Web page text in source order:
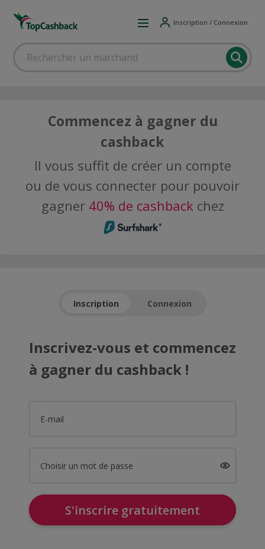
Inscription / Connexion
Commencez à gagner du
cashback
Il vous suffit de créer un compte
ou de vous connecter pour pouvoir
gagner 40% de cashbackchez
Inscription Connexion
Inscrivez-vous et commencez
à gagner du cashback !
E-mail
Choisir un mot de passe
S'inscrire gratuitement